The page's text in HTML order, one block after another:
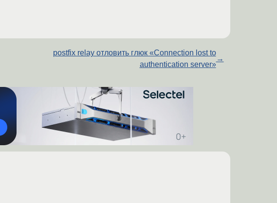
postfix relay отловить глюк «Connection lost to
authentication server»
→